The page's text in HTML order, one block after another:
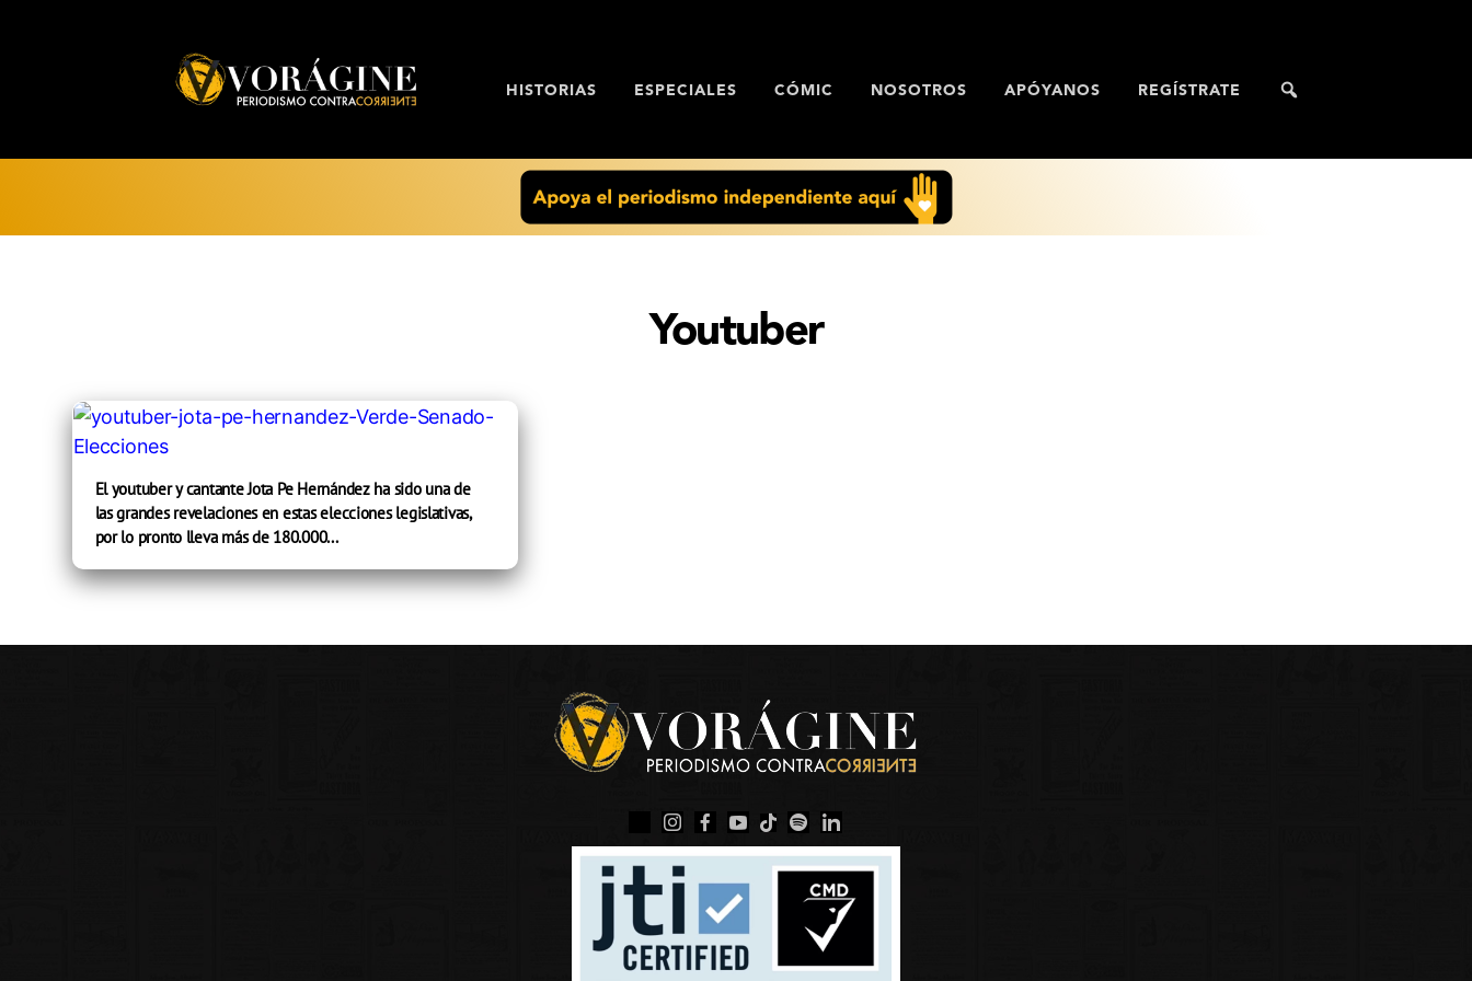
HISTORIAS ESPECIALES CÓMIC NOSOTROS APÓYANOS REGÍSTRATE
Youtuber
El youtuber y cantante Jota Pe Hernández ha sido una de
las grandes revelaciones en estas elecciones legislativas,
por lo pronto lleva más de 180.000...